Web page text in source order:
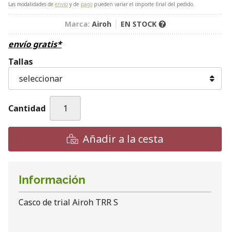
Las modalidades de envío y de pago pueden variar el importe final del pedido.
Marca: Airoh EN STOCK
envío gratis*
Tallas
Cantidad
Añadir a la cesta
Información
Casco de trial Airoh TRR S